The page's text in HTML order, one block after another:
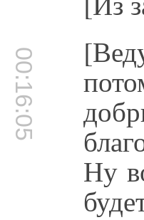
00:16:05
Ну